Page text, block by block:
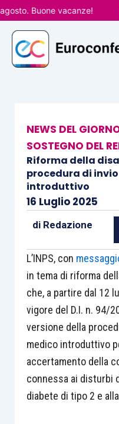
Vai
al
contenuto
Buone vacanze!
NEWS DEL
SOSTEGNO DEL
Riforma della
procedura di
introduttivo
16 Luglio 2025
di Redazione
L’INPS, con
in tema di riforma
che, a partire dal 12
vigore del D.I. n. 94/
versione della
medico introduttivo
accertamento della
connessa ai disturbi
diabete di tipo 2 e